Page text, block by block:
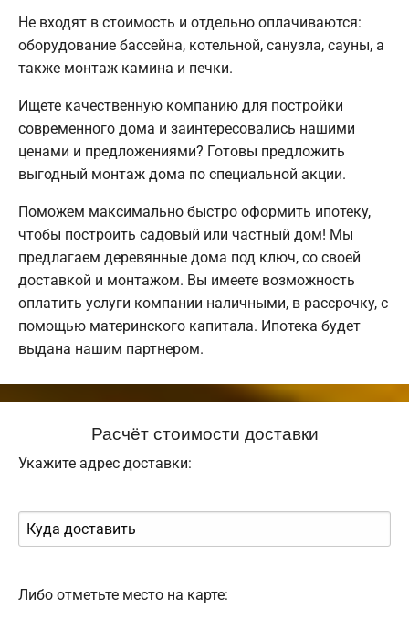
Не входят в стоимость и отдельно оплачиваются:
оборудование бассейна, котельной, санузла, сауны, а
также монтаж камина и печки.
Ищете качественную компанию для постройки
современного дома и заинтересовались нашими
ценами и предложениями? Готовы предложить
выгодный монтаж дома по специальной акции.
Поможем максимально быстро оформить ипотеку,
чтобы построить садовый или частный дом! Мы
предлагаем деревянные дома под ключ, со своей
доставкой и монтажом. Вы имеете возможность
оплатить услуги компании наличными, в рассрочку, с
помощью материнского капитала. Ипотека будет
выдана нашим партнером.
Расчёт стоимости доставки
Укажите адрес доставки:
Либо отметьте место на карте: